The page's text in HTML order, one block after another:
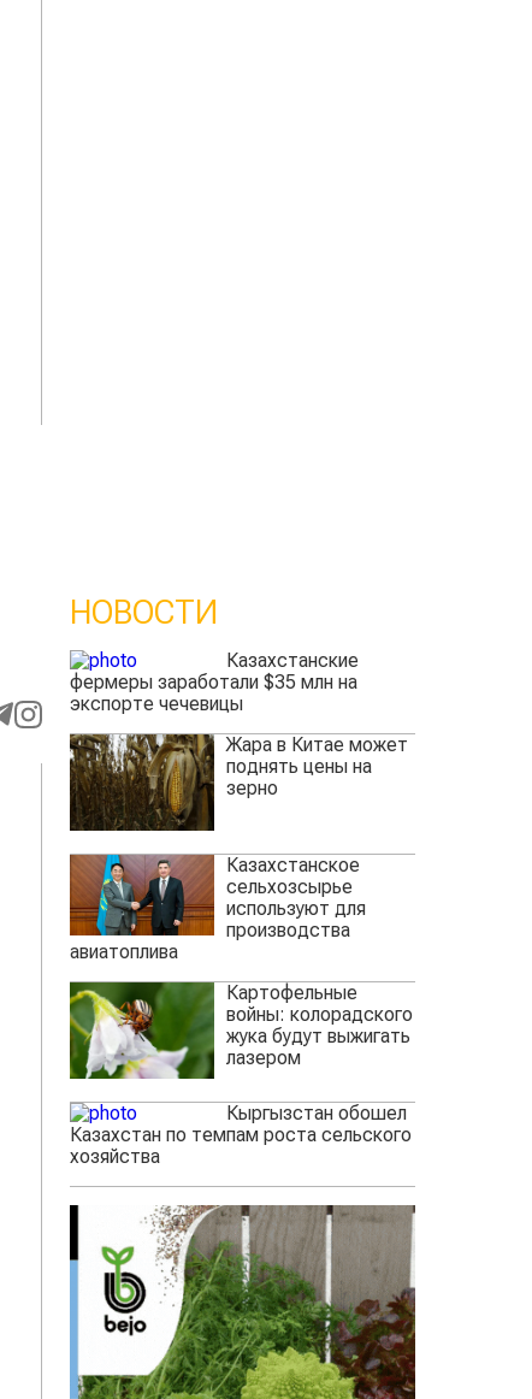
НОВОСТИ
Казахстанские
фермеры заработали $35 млн на
экспорте чечевицы
Жара в Китае может
поднять цены на
зерно
Казахстанское
сельхозсырье
используют для
производства
авиатоплива
Картофельные
войны: колорадского
жука будут выжигать
лазером
Кыргызстан обошел
Казахстан по темпам роста сельского
хозяйства